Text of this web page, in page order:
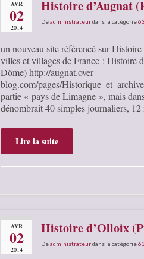
AVR
02
2014
Histoire d’Augnat
Deadministrateurdans la catégorie
un nouveau site référencé sur
villes et villages de France : Histoire
Dôme) http://augnat.over-
blog.com/pages/
partie « pays de Limagne », mais
dénombrait 40 simples journaliers,
Lire la suite
AVR
02
2014
Histoire d’Olloix
Deadministrateurdans la catégorie